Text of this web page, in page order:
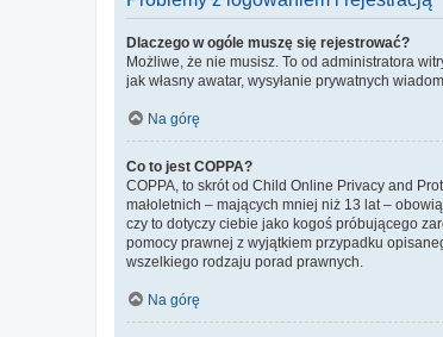
Dlaczego w ogóle muszę się rejestrować?
Możliwe, że nie musisz. To od administratora
jak własny awatar, wysyłanie prywatnych
Na górę
Co to jest COPPA?
COPPA, to skrót od Child Online Privacy and
małoletnich – mających mniej niż 13 lat –
czy to dotyczy ciebie jako kogoś próbującego
pomocy prawnej z wyjątkiem przypadku
wszelkiego rodzaju porad prawnych.
Na górę